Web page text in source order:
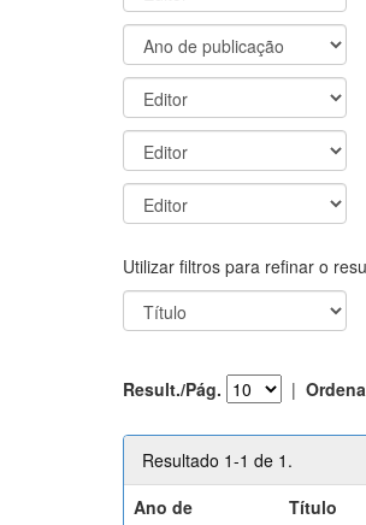
Utilizar filtros para refinar o
Result./Pág. |
Resultado 1-1 de 1.
Ano de
Título